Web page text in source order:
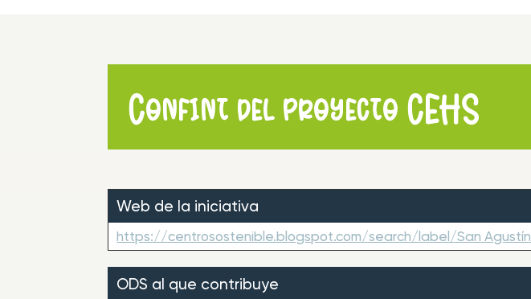
Confint del proyecto CEHS
Web de la iniciativa
https://centrosostenible.blogspot.com/search/label/San Agustín
ODS al que contribuye